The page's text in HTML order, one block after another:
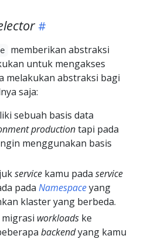
memberikan abstraksi
untuk mengakses
melakukan abstraksi bagi
saja:
sebuah basis data
productiontapi pada
menggunakan basis
service kamu pada service
pada Namespaceyang
klaster yang berbeda.
workloads ke
backendyang kamu